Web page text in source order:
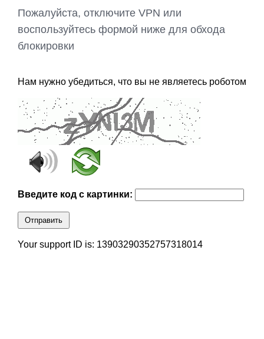
Пожалуйста, отключите VPN или
воспользуйтесь формой ниже для обхода
блокировки
Нам нужно убедиться, что вы не являетесь роботом
Введите код с картинки:
Отправить
Your support ID is: 13903290352757318014